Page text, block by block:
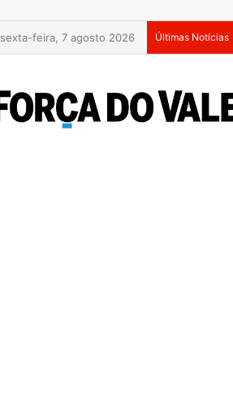
sexta-feira, 7 agosto 2026 Últimas Notícias